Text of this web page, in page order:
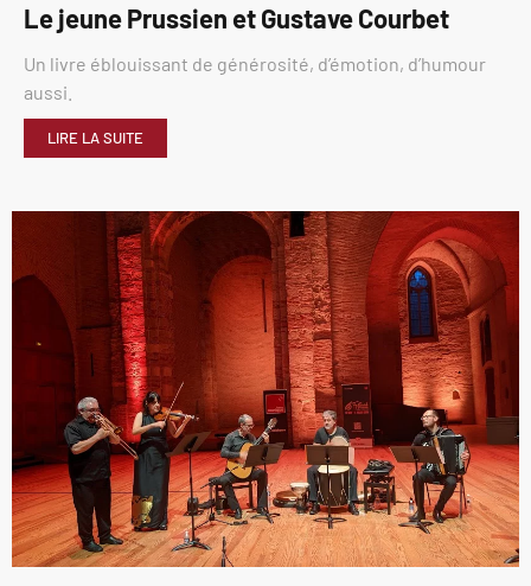
Le jeune Prussien et Gustave Courbet
Un livre éblouissant de générosité, d’émotion, d’humour
aussi.
LIRE LA SUITE